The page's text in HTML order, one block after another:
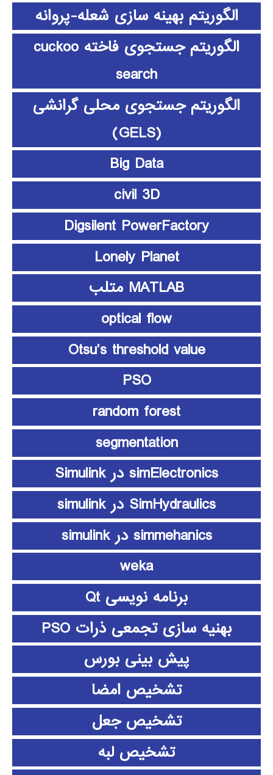
الگوریتم بهینه سازی شعله-پروانه
الگوریتم جستجوی فاخته cuckoo
search
الگوریتم جستجوی محلی گرانشی
(GELS)
Big Data
civil 3D
Digsilent PowerFactory
Lonely Planet
MATLAB متلب
optical flow
Otsu’s threshold value
PSO
random forest
segmentation
simElectronics در Simulink
SimHydraulics در simulink
simmehanics در simulink
weka
برنامه نویسی Qt
بهنیه سازی تجمعی ذرات PSO
پیش بینی بورس
تشخیص امضا
تشخیص جعل
تشخیص لبه